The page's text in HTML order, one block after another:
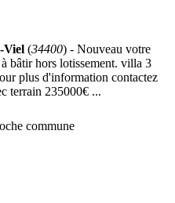
Viel (34400) - Nouveau votre
bâtir hors lotissement. villa 3
plus d'information contactez
terrain 235000€ ...
commune